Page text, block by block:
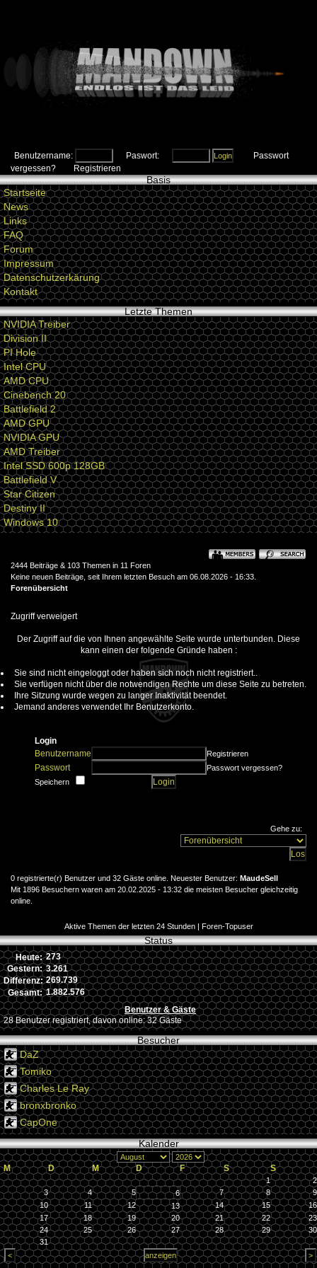
Benutzername: Paswort:
Passwort
vergessen?
Registrieren
Basis
Startseite
News
Links
FAQ
Forum
Impressum
Datenschutzerkärung
Kontakt
Letzte Themen
NVIDIA Treiber
Division II
PI Hole
Intel CPU
AMD CPU
Cinebench 20
Battlefield 2
AMD GPU
NVIDIA GPU
AMD Treiber
Intel SSD 600p 128GB
Battlefield V
Star Citizen
Destiny II
Windows 10
2444 Beiträge & 103 Themen in 11 Foren
Keine neuen Beiträge, seit Ihrem letzten Besuch am 06.08.2026 - 16:33.
Forenübersicht
Zugriff verweigert
Der Zugriff auf die von Ihnen angewählte Seite wurde unterbunden. Diese
kann einen der folgende Gründe haben :
Sie sind nicht eingeloggt oder haben sich noch nicht registriert..
Sie verfügen nicht über die notwendigen Rechte um diese Seite zu betreten.
Ihre Sitzung wurde wegen zu langer Inaktivität beendet.
Jemand anderes verwendet Ihr Benutzerkonto.
Login
Benutzername
Registrieren
Passwort
Passwort vergessen?
Speichern
Gehe zu:
0 registrierte(r) Benutzer und 32 Gäste online. Neuester Benutzer: MaudeSell
Mit 1896 Besuchern waren am 20.02.2025 - 13:32 die meisten Besucher gleichzeitig
online.
Aktive Themen der letzten 24 Stunden| Foren-Topuser
Status
Heute: 273
Gestern: 3.261
Differenz: 269.739
Gesamt: 1.882.576
Benutzer & Gäste
28 Benutzer registriert, davon online: 32 Gäste
Besucher
DaZ
Tomiko
Charles Le Ray
bronxbronko
CapOne
Kalender
M D M D F S S
1
2
3
4 5 6 7 8
9
10
11 12 13 14 15
16
17
18 19 20 21 22
23
24
25 26 27 28 29
30
31